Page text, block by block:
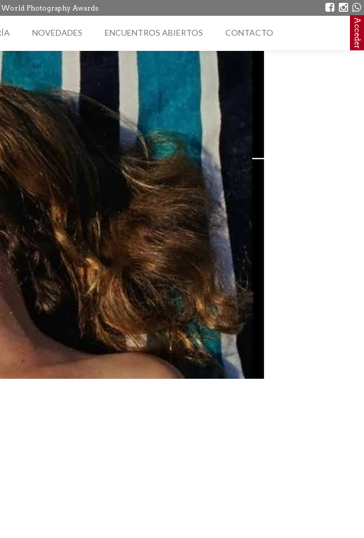
Photography Awards
NOVEDADES ENCUENTROS ABIERTOS CONTACTO Acceder